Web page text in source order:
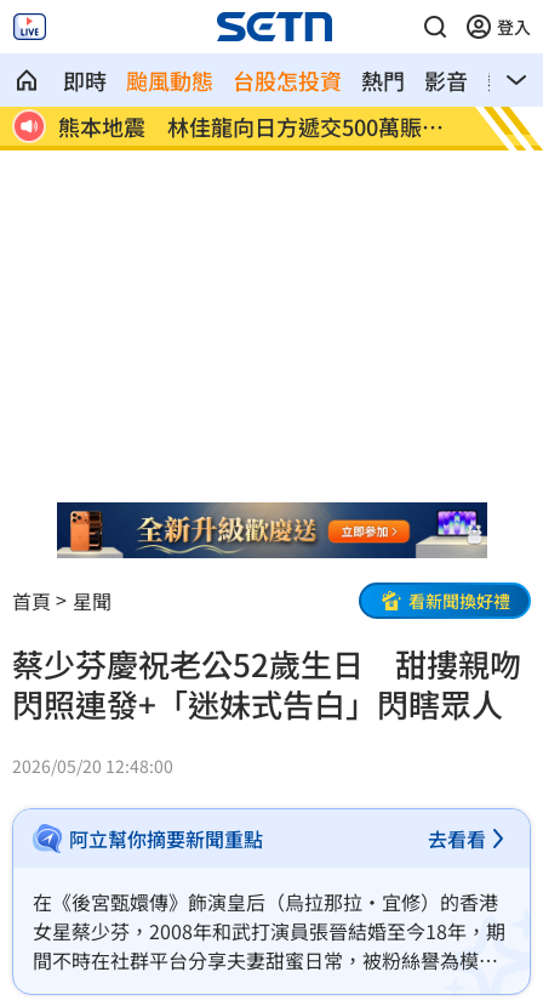
登入
即時 颱風動態 台股怎投資 熱門 影音
熱搜
熊本地震 林佳龍向日方遞交500萬賑災
款
新北
驗
首頁 星聞 看新聞換好禮
蔡少芬慶祝老公52歲生日 甜摟親吻
閃照連發+「迷妹式告白」閃瞎眾人
2026/05/20 12:48:00
阿立幫你摘要新聞重點 去看看
在《後宮甄嬛傳》飾演皇后（烏拉那拉·宜修）的香港
女星蔡少芬，2008年和武打演員張晉結婚至今18年，期
間不時在社群平台分享夫妻甜蜜日常，被粉絲譽為模範
夫妻。昨（19）日是張晉的52歲生日，蔡少芬發出兩人